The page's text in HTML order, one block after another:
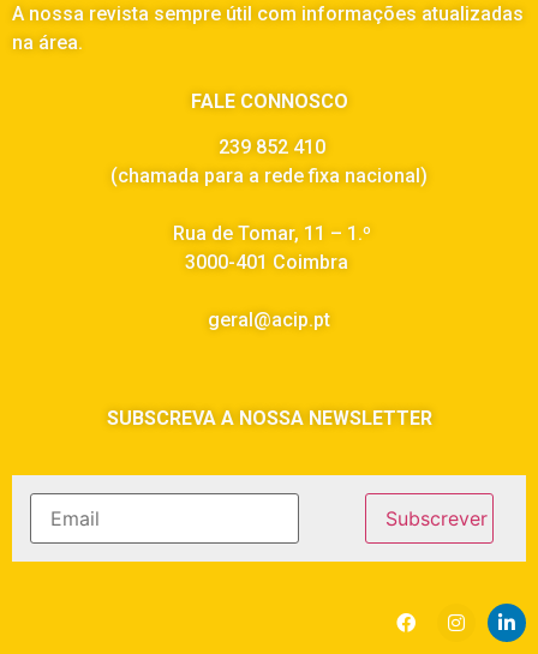
A nossa revista sempre útil com informações atualizadas
na área.
FALE CONNOSCO
239 852 410
(chamada para a rede fixa nacional)
Rua de Tomar, 11 – 1.º
3000-401 Coimbra
geral@acip.pt
SUBSCREVA A NOSSA NEWSLETTER